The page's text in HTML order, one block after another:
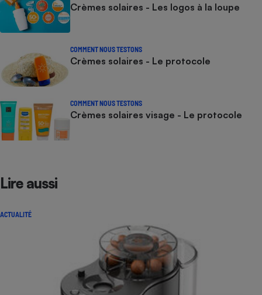
Crèmes solaires - Les logos à la loupe
COMMENT NOUS TESTONS
Crèmes solaires - Le protocole
COMMENT NOUS TESTONS
Crèmes solaires visage - Le protocole
Lire aussi
ACTUALITÉ